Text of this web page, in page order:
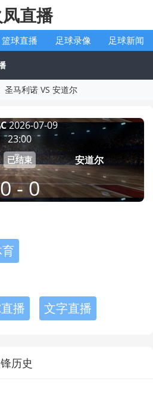
直播
篮球直播 足球录像 足球新闻
圣马利诺 VS 安道尔
2026-07-09
23:00
已结束
0 - 0
安道尔
播
文字直播
历史